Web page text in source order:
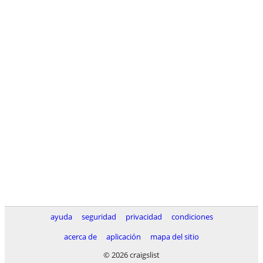
ayuda seguridad privacidad
condiciones
acerca de
aplicación
mapa del sitio
© 2026 craigslist